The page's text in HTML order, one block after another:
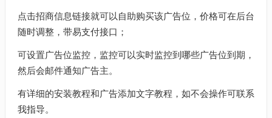
点击招商信息链接就可以自助购买该广告位，价格可在后台
随时调整，带易支付接口；
可设置广告位监控，监控可以实时监控到哪些广告位到期，
然后会邮件通知广告主。
有详细的安装教程和广告添加文字教程，如不会操作可联系
我指导。